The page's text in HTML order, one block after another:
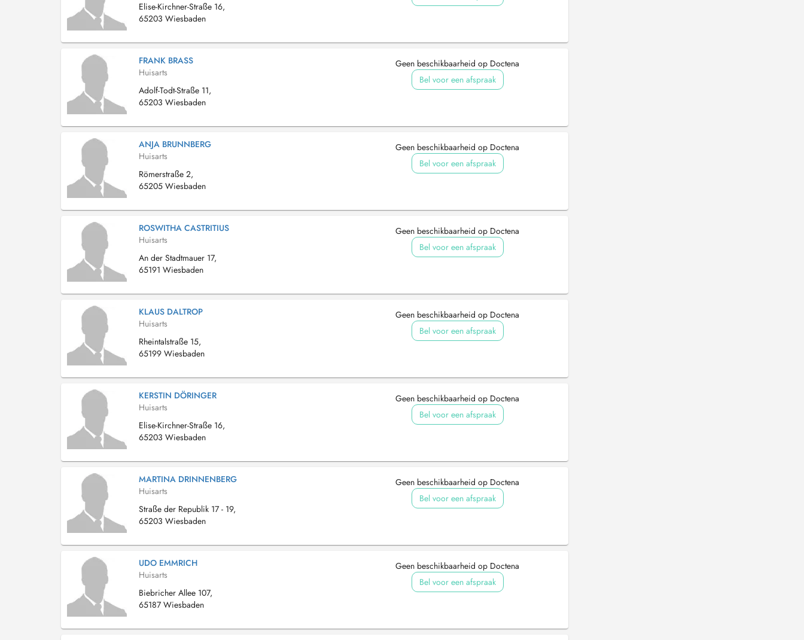
Elise-Kirchner-Straße 16,
65203 Wiesbaden
FRANK BRASS
Huisarts
Adolf-Todt-Straße 11,
65203 Wiesbaden
Geen beschikbaarheid op Doctena
Bel voor een afspraak
ANJA BRUNNBERG
Huisarts
Römerstraße 2,
65205 Wiesbaden
Geen beschikbaarheid op Doctena
Bel voor een afspraak
ROSWITHA CASTRITIUS
Huisarts
An der Stadtmauer 17,
65191 Wiesbaden
Geen beschikbaarheid op Doctena
Bel voor een afspraak
KLAUS DALTROP
Huisarts
Rheintalstraße 15,
65199 Wiesbaden
Geen beschikbaarheid op Doctena
Bel voor een afspraak
KERSTIN DÖRINGER
Huisarts
Elise-Kirchner-Straße 16,
65203 Wiesbaden
Geen beschikbaarheid op Doctena
Bel voor een afspraak
MARTINA DRINNENBERG
Huisarts
Straße der Republik 17 - 19,
65203 Wiesbaden
Geen beschikbaarheid op Doctena
Bel voor een afspraak
UDO EMMRICH
Huisarts
Biebricher Allee 107,
65187 Wiesbaden
Geen beschikbaarheid op Doctena
Bel voor een afspraak